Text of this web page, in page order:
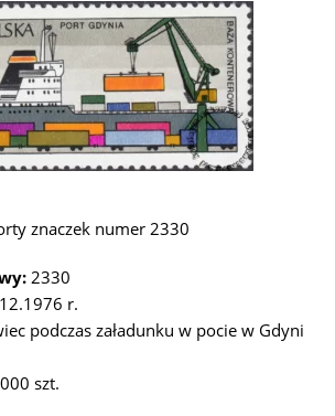
znaczek numer 2330
2330
r.
podczas załadunku w pocie w Gdyni
szt.